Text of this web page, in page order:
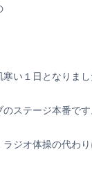
い１日となりまし
ステージ本番です
ジオ体操の代わ